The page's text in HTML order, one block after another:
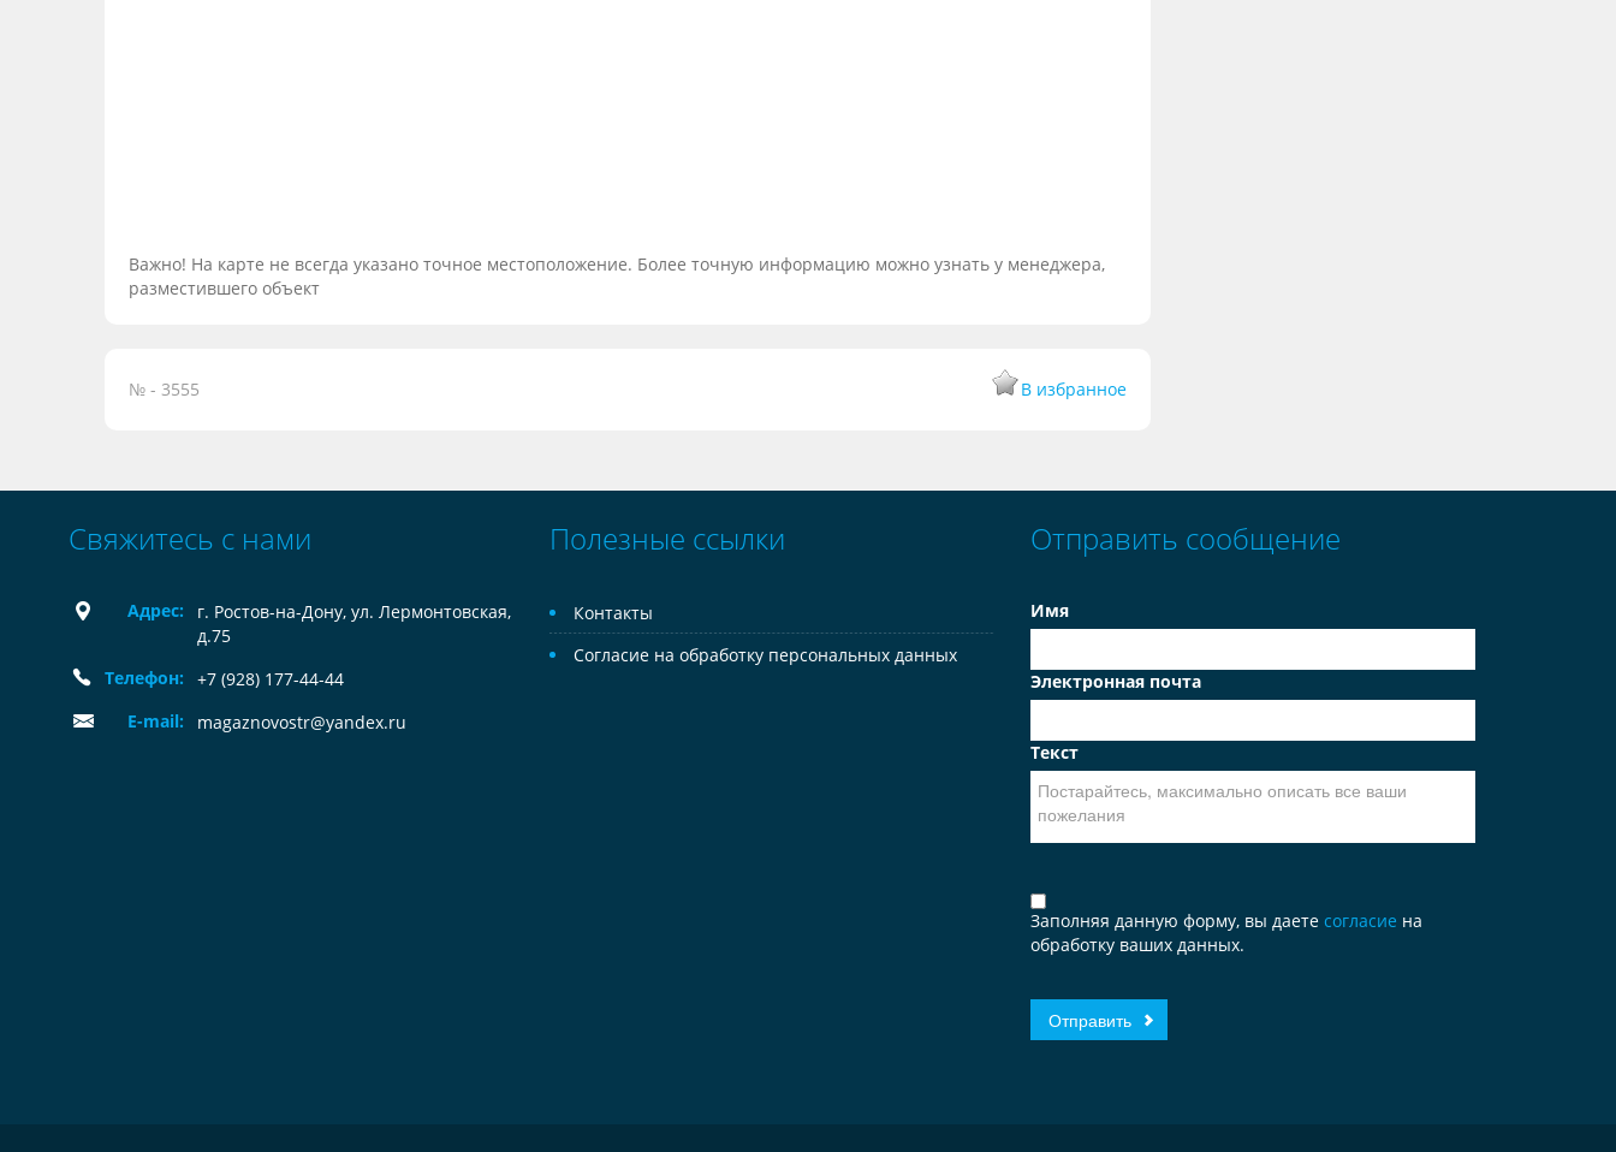
Важно! На карте не всегда указано точное местоположение. Более точную информацию можно узнать у менеджера,
разместившего объект
№ - 3555 В избранное
Свяжитесь с нами
Адрес:
г. Ростов-на-Дону, ул. Лермонтовская,
д.75
Телефон:
+7 (928) 177-44-44
E-mail:
magaznovostr@yandex.ru
Полезные ссылки
Контакты
Согласие на обработку персональных данных
Отправить сообщение
Имя
Электронная почта
Текст
Заполняя данную форму, вы даете согласие на
обработку ваших данных.